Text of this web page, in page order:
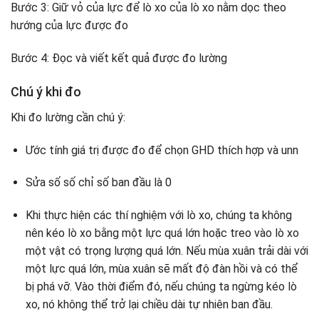
Bước 3: Giữ vỏ của lực để lò xo của lò xo nằm dọc theo
hướng của lực được đo
Bước 4: Đọc và viết kết quả được đo lường
Chú ý khi đo
Khi đo lường cần chú ý:
Ước tính giá trị được đo để chọn GHD thích hợp và unn
Sửa số số chỉ số ban đầu là 0
Khi thực hiện các thí nghiệm với lò xo, chúng ta không
nên kéo lò xo bằng một lực quá lớn hoặc treo vào lò xo
một vật có trọng lượng quá lớn. Nếu mùa xuân trải dài với
một lực quá lớn, mùa xuân sẽ mất độ đàn hồi và có thể
bị phá vỡ. Vào thời điểm đó, nếu chúng ta ngừng kéo lò
xo, nó không thể trở lại chiều dài tự nhiên ban đầu.